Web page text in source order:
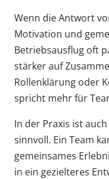
Wenn die Antwort
Motivation und
Betriebsausflug oft
stärker auf
Rollenklärung oder
spricht mehr für
In der Praxis ist
sinnvoll. Ein Team
gemeinsames
in ein gezielteres